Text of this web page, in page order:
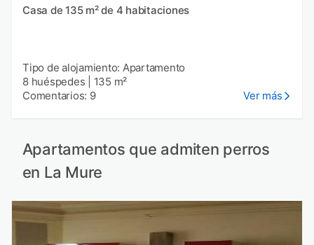
Casa de 135 m² de 4 habitaciones
Tipo de alojamiento: Apartamento
8 huéspedes
135 m²
Comentarios: 9
Ver más
Apartamentos que admiten perros
en La Mure